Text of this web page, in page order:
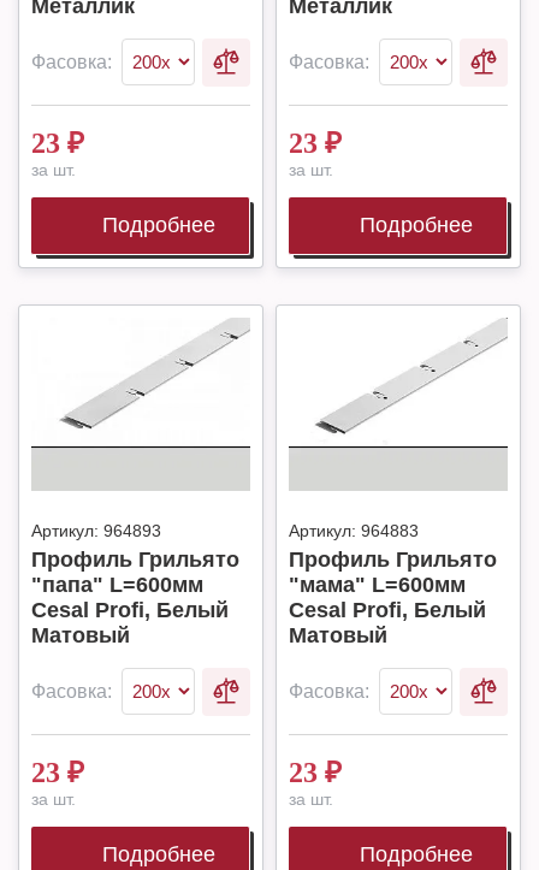
Металлик
Фасовка:
23 ₽
за шт.
Подробнее
Металлик
Фасовка:
23 ₽
за шт.
Подробнее
Артикул: 964893
Профиль Грильято
"папа" L=600мм
Cesal Profi, Белый
Матовый
Фасовка:
23 ₽
за шт.
Подробнее
Артикул: 964883
Профиль Грильято
"мама" L=600мм
Cesal Profi, Белый
Матовый
Фасовка:
23 ₽
за шт.
Подробнее